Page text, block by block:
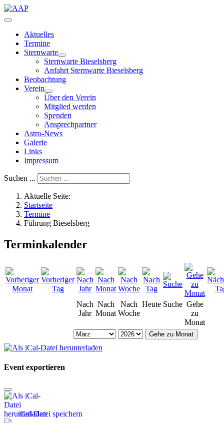
Aktuelles
Termine
Sternwarte
Sternwarte Bieselsberg
Anfahrt Sternwarte Bieselsberg
Beobachtung
Verein
Über den Verein
Mitglied werden
Spenden
Ansprechpartner
Astro-News
Galerie
Links
Impressum
Suchen ...
Aktuelle Seite:
Startseite
Termine
Führung Bieselsberg
Terminkalender
Nach
Jahr
Nach
Monat
Nach
Woche
Heute Suche Gehe
zu
Monat
Gehe zu Monat
Event exportieren
iCal-Datei speichern